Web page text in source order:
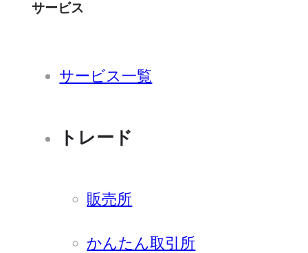
サービス
サービス一覧
トレード
販売所
かんたん取引所